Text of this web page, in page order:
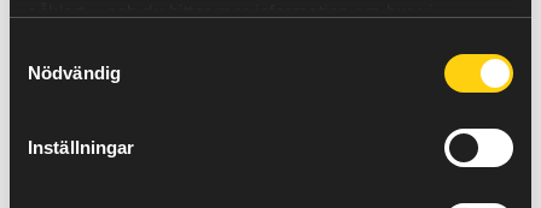
Nödvändig
Inställningar